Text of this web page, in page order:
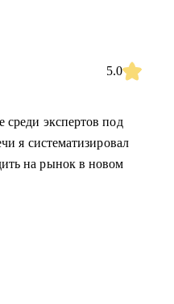
5.0
среди экспертов под
я систематизировал
на рынок в новом